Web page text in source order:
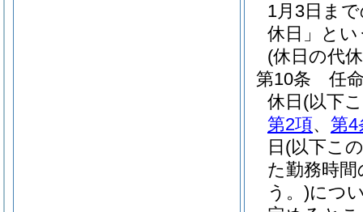
1月3日ま
休日」とい
(休日の代
第10条
任
休日 (以下
第2項、 第4
日 (以下こ
た勤務時間
う。)につ